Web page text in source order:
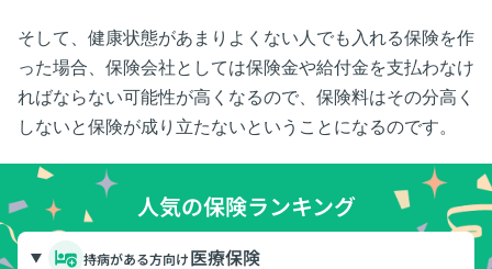
そして、健康状態があまりよくない人でも入れる保険を作
った場合、保険会社としては保険金や給付金を支払わなけ
ればならない可能性が高くなるので、保険料はその分高く
しないと保険が成り立たないということになるのです。
人気の保険ランキング
持病がある方向け 医療保険